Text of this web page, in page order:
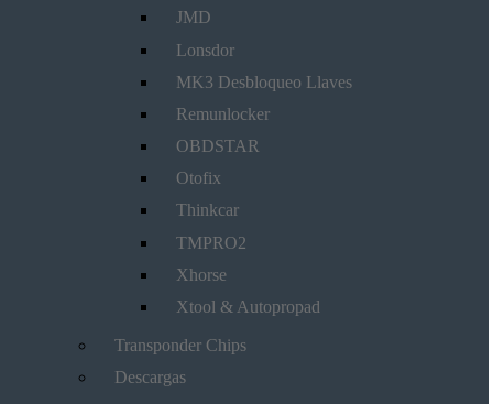
JMD
Lonsdor
MK3 Desbloqueo Llaves
Remunlocker
OBDSTAR
Otofix
Thinkcar
TMPRO2
Xhorse
Xtool & Autopropad
Transponder Chips
Descargas